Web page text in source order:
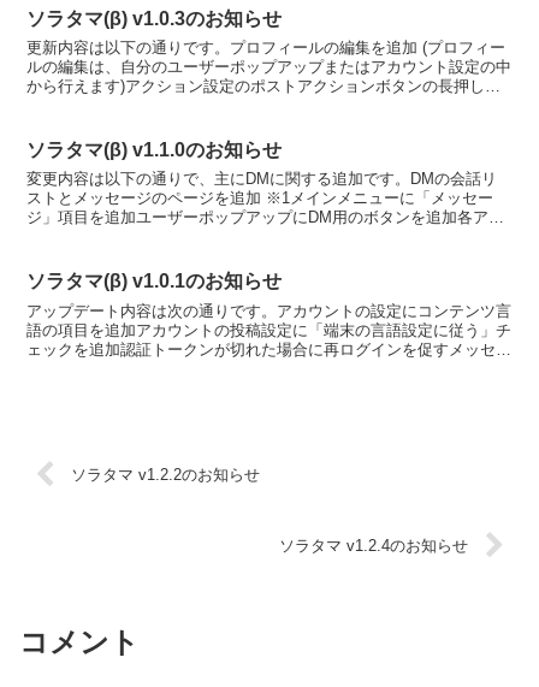
ソラタマ(β) v1.0.3のお知らせ
更新内容は以下の通りです。プロフィールの編集を追加 (プロフィー
ルの編集は、自分のユーザーポップアップまたはアカウント設定の中
から行えます)アクション設定のポストアクションボタンの長押しが
ソラタマ(β) v1.1.0のお知らせ
変更内容は以下の通りで、主にDMに関する追加です。DMの会話リ
ストとメッセージのページを追加 ※1メインメニューに「メッセー
ジ」項目を追加ユーザーポップアップにDM用のボタンを追加各アカ
ソラタマ(β) v1.0.1のお知らせ
アップデート内容は次の通りです。アカウントの設定にコンテンツ言
語の項目を追加アカウントの投稿設定に「端末の言語設定に従う」チ
ェックを追加認証トークンが切れた場合に再ログインを促すメッセー
ソラタマ v1.2.2のお知らせ
ソラタマ v1.2.4のお知らせ
コメント